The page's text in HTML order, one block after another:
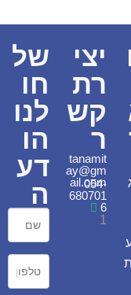
יצי
רת
קש
ר
tanamit
ay@gm
ail.com
054-
680701
6
1
של
חו
לנו
הו
דע
ה